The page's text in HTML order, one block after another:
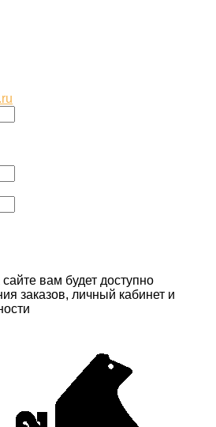
вам будет доступно
заказов, личный кабинет и